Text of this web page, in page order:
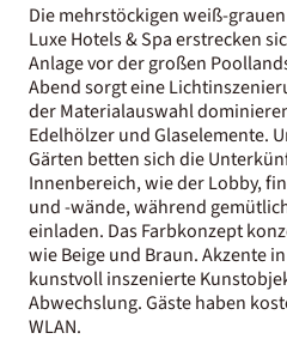
Die mehrstöckigen weiß-
Luxe Hotels & Spa erstrecken
Anlage vor der großen
Abend sorgt eine
der Materialauswahl
Edelhölzer und Glaselemente.
Gärten betten sich die
Innenbereich, wie der Lobby,
und -wände, während
einladen. Das Farbkonzept
wie Beige und Braun. Akzente
kunstvoll inszenierte
Abwechslung.Gäste haben
WLAN.